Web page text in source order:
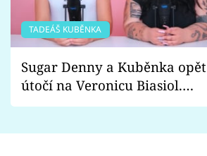
TADEÁŠ KUBĚNKA
Sugar Denny a Kuběnka opět
útočí na Veronicu Biasiol.
Proč je podle nich falešná a